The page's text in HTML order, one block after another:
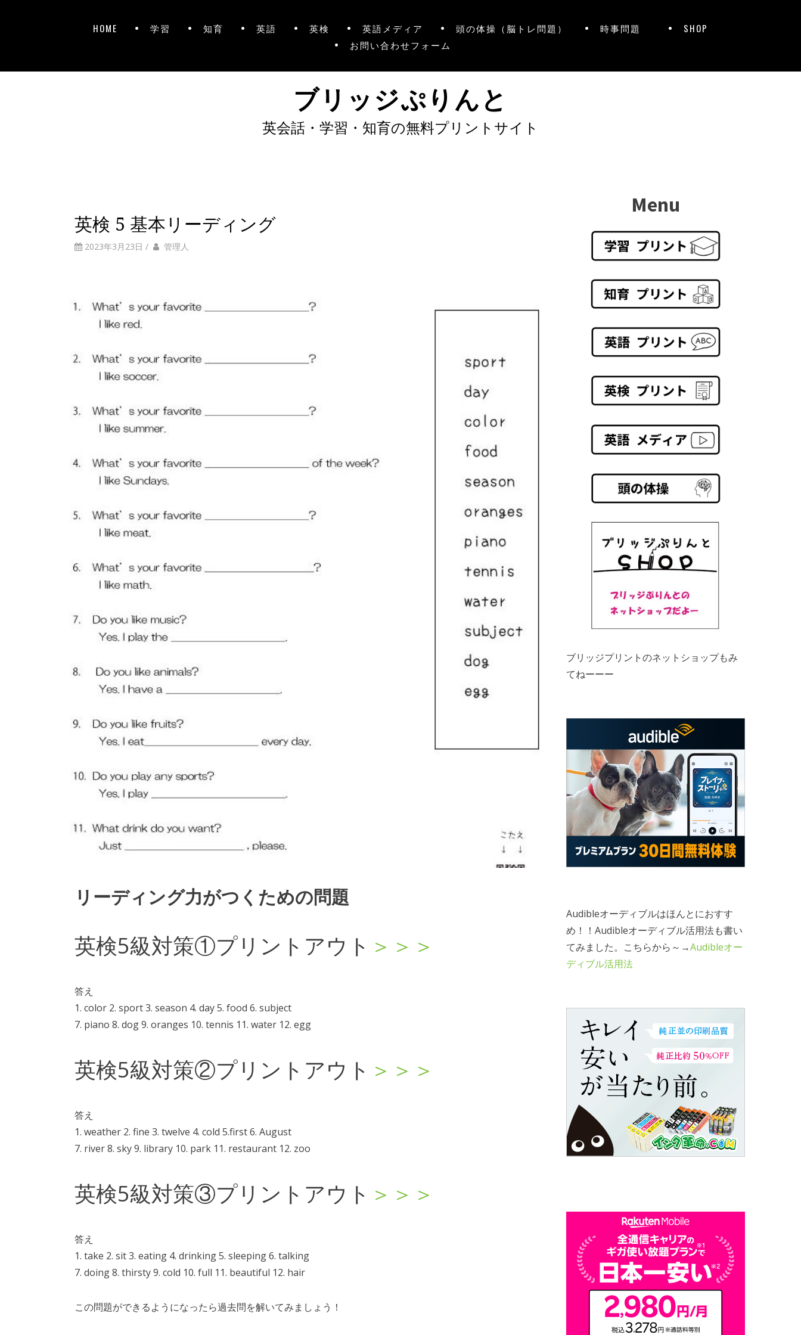
HOME 学習 知育 英語 英検 英語メディア 頭の体操（脳トレ問題） 時事問題
SHOP
お問い合わせフォーム
ブリッジぷりんと
英会話・学習・知育の無料プリントサイト
英検 5 基本リーディング
2023年3月23日 / 管理人
リーディング力がつくための問題
英検5級対策①プリントアウト ＞＞＞
答え
1. color 2. sport 3. season 4. day 5. food 6. subject
7. piano 8. dog 9. oranges 10. tennis 11. water 12. egg
英検5級対策②プリントアウト ＞＞＞
答え
1. weather 2. fine 3. twelve 4. cold 5.first 6. August
7. river 8. sky 9. library 10. park 11. restaurant 12. zoo
英検5級対策③プリントアウト ＞＞＞
答え
1. take 2. sit 3. eating 4. drinking 5. sleeping 6. talking
7. doing 8. thirsty 9. cold 10. full 11. beautiful 12. hair
この問題ができるようになったら過去問を解いてみましょう！
Menu
ブリッジプリントのネットショップもみ
てねーーー
Audibleオーディブルはほんとにおすす
め！！Audibleオーディブル活用法も書い
てみました。こちらから～→Audibleオー
ディブル活用法